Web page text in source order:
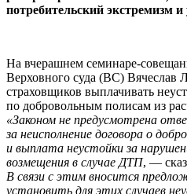
потребительский экстремизм
На вчерашнем семинаре-
Верховного суда (ВС) Вячеслав
страховщиков выплачивать
по добровольным полисам из
«Законом не предусмотрена
за неисполнение договора о
и выплата неустойки за
возмещения в случае ДТП, —
В связи с этим вносится
установить для этих случаев